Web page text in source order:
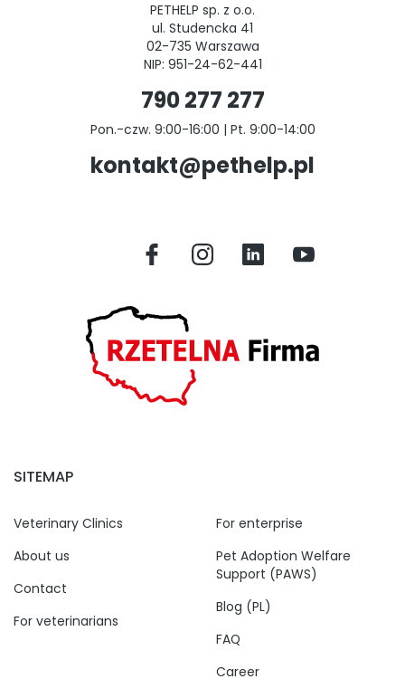
PETHELP sp. z o.o.
ul. Studencka 41
02-735 Warszawa
NIP: 951-24-62-441
790 277 277
Pon.-czw. 9:00-16:00 | Pt. 9:00-14:00
kontakt@pethelp.pl
SITEMAP
Veterinary Clinics
About us
Contact
For veterinarians
For enterprise
Pet Adoption Welfare
Support (PAWS)
Blog (PL)
FAQ
Career